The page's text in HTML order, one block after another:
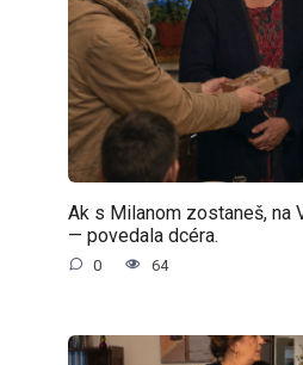
Ak s Milanom zostaneš, na
— povedala dcéra.
0 64